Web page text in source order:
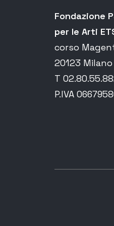
Fondazione
per le Arti
corso
20123 Milano
T
P.IVA